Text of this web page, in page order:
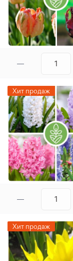
Хит продаж
Хит продаж